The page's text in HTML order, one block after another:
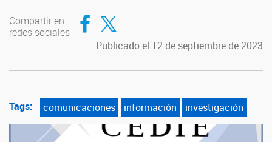
Compartir en
redes sociales
Compartir en Facebook
Compartir en Twitter
Publicado el 12 de septiembre de 2023
Tags: comunicaciones información investigación